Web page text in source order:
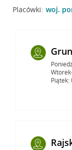
Placówki: woj.
Piątek: